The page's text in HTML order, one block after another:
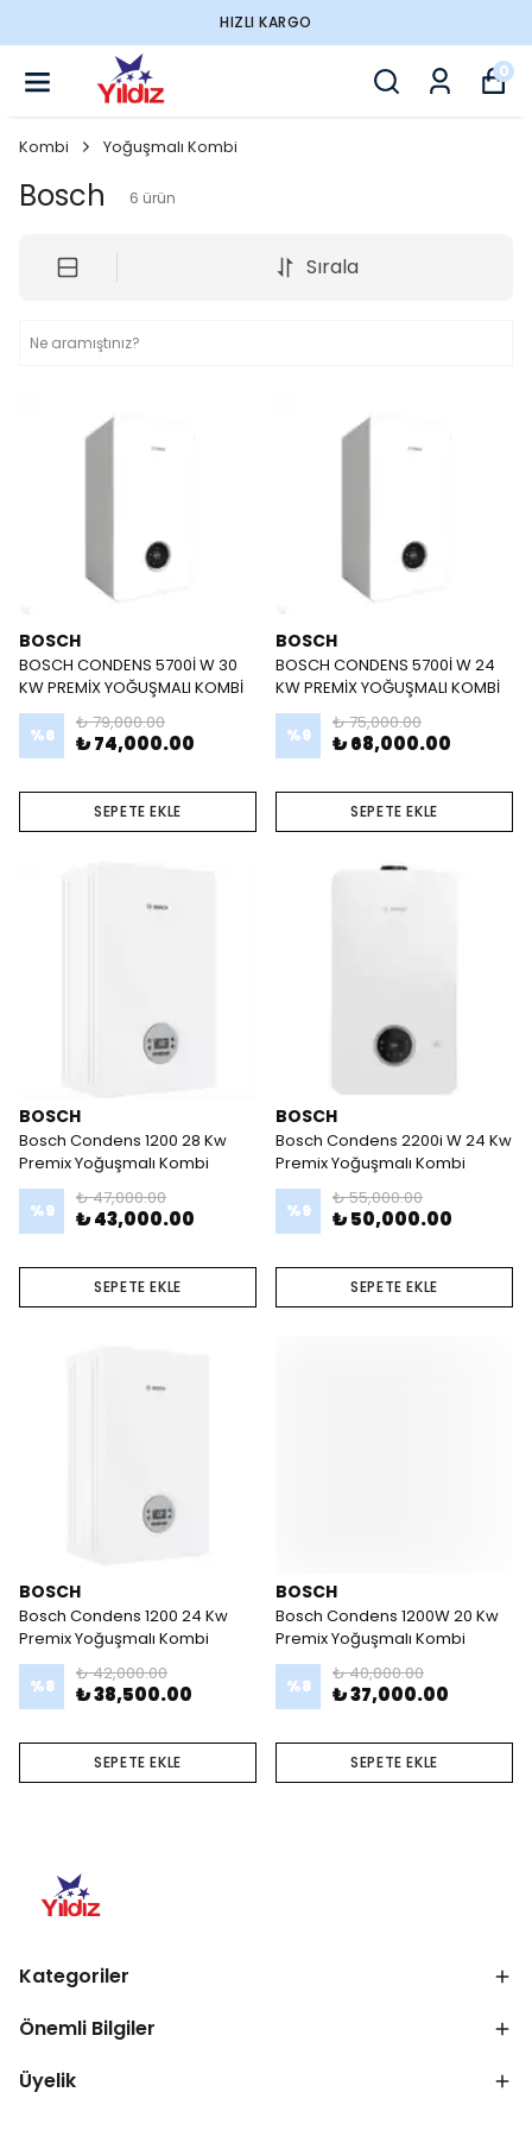
HIZLI KARGO
0
Kombi Yoğuşmalı Kombi
Bosch 6 ürün
Sırala
BOSCH
BOSCH CONDENS 5700İ W 30
KW PREMİX YOĞUŞMALI KOMBİ
%6
₺ 79,000.00
₺ 74,000.00
SEPETE EKLE
BOSCH
BOSCH CONDENS 5700İ W 24
KW PREMİX YOĞUŞMALI KOMBİ
%9
₺ 75,000.00
₺ 68,000.00
SEPETE EKLE
BOSCH
Bosch Condens 1200 28 Kw
Premix Yoğuşmalı Kombi
%9
₺ 47,000.00
₺ 43,000.00
SEPETE EKLE
BOSCH
Bosch Condens 2200i W 24 Kw
Premix Yoğuşmalı Kombi
%9
₺ 55,000.00
₺ 50,000.00
SEPETE EKLE
BOSCH
Bosch Condens 1200 24 Kw
Premix Yoğuşmalı Kombi
%8
₺ 42,000.00
₺ 38,500.00
SEPETE EKLE
BOSCH
Bosch Condens 1200W 20 Kw
Premix Yoğuşmalı Kombi
%8
₺ 40,000.00
₺ 37,000.00
SEPETE EKLE
Kategoriler
Önemli Bilgiler
Üyelik